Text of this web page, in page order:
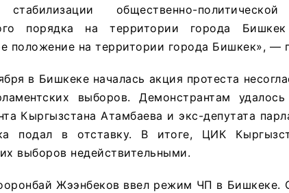
общественно-
порядка на территории города Бишкек
положение на территории города Бишкек», —
в Бишкеке началась акция протеста
выборов. Демонстрантам
Кыргызстана Атамбаева и экс-депутата
подал в отставку. В итоге, ЦИК
выборов недействительными.
Жээнбеков ввел режим ЧП в Бишкеке.